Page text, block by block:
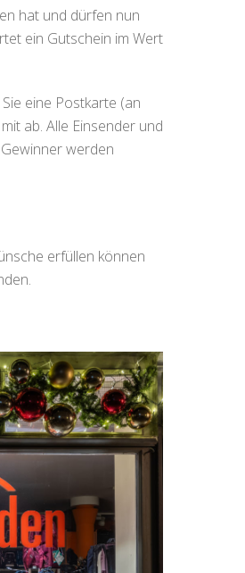
hat und dürfen nun
ein Gutschein im Wert
eine Postkarte (an
ab. Alle Einsender und
werden
erfüllen können